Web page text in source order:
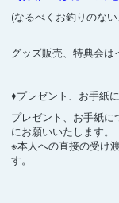
(なるべくお釣りのな
グッズ販売、特典会は
♦︎プレゼント、お手紙
プレゼント、お手紙
にお願いいたします。
※本人への直接の受け
す。